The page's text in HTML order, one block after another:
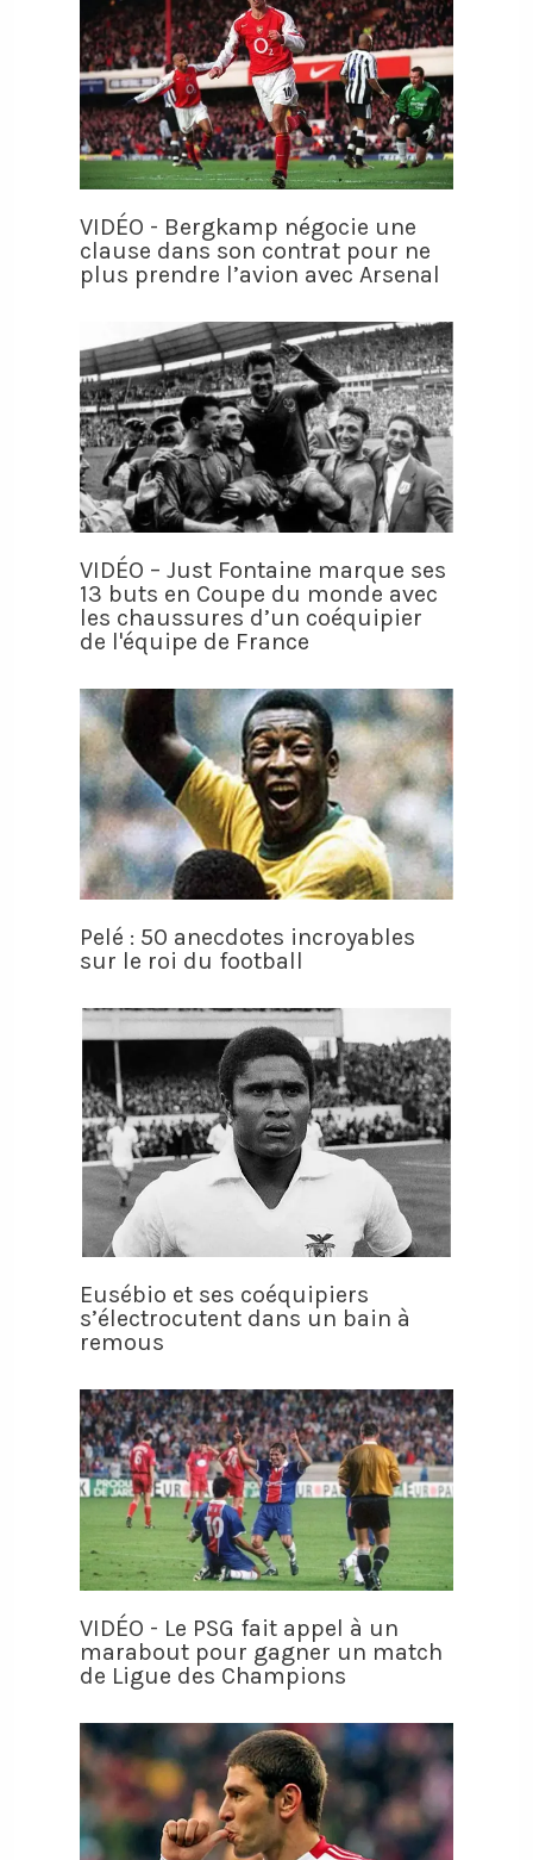
VIDÉO - Bergkamp négocie une
clause dans son contrat pour ne
plus prendre l’avion avec Arsenal
VIDÉO – Just Fontaine marque ses
13 buts en Coupe du monde avec
les chaussures d’un coéquipier
de l'équipe de France
Pelé : 50 anecdotes incroyables
sur le roi du football
Eusébio et ses coéquipiers
s’électrocutent dans un bain à
remous
VIDÉO - Le PSG fait appel à un
marabout pour gagner un match
de Ligue des Champions